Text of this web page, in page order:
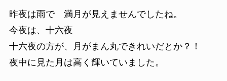
昨夜は雨で 満月が見えませんでしたね。
今夜は、十六夜
十六夜の方が、月がまん丸できれいだとか？！
夜中に見た月は高く輝いていました。